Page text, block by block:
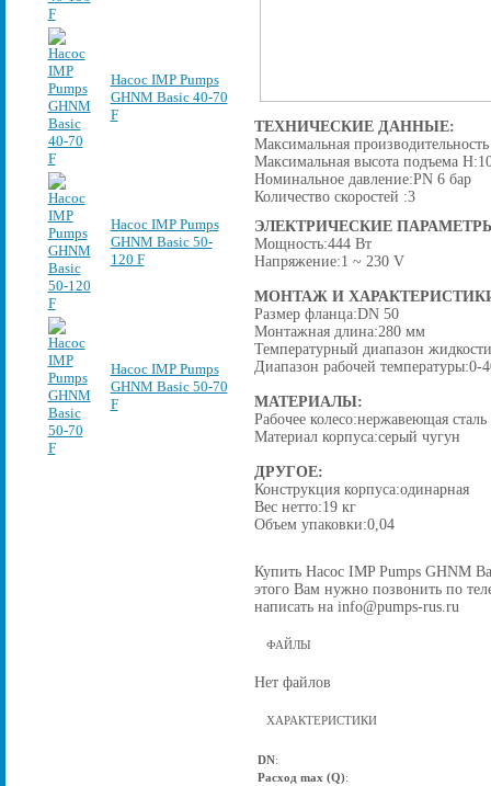
Насос IMP Pumps
GHNM Basic 40-70
F
Насос IMP Pumps
GHNM Basic 50-
120 F
Насос IMP Pumps
GHNM Basic 50-70
F
ТЕХНИЧЕСКИЕ ДАННЫЕ:
Максимальная
Максимальная высота подъема
Номинальное давление:PN 6 бар
Количество скоростей :3
ЭЛЕКТРИЧЕСКИЕ
Мощность:444 Вт
Напряжение:1 ~ 230 V
МОНТАЖ И
Размер фланца:DN 50
Монтажная длина:280 мм
Температурный диапазон
Диапазон рабочей температуры:0-
МАТЕРИАЛЫ:
Рабочее колесо:нержавеющая сталь
Материал корпуса:серый чугун
ДРУГОЕ:
Конструкция корпуса:одинарная
Вес нетто:19 кг
Объем упаковки:0,04
Купить Насос IMP Pumps GHNM
этого Вам нужно позвонить по
написать на info@pumps-rus.ru
ФАЙЛЫ
Нет файлов
ХАРАКТЕРИСТИКИ
DN:
Расход max (Q):